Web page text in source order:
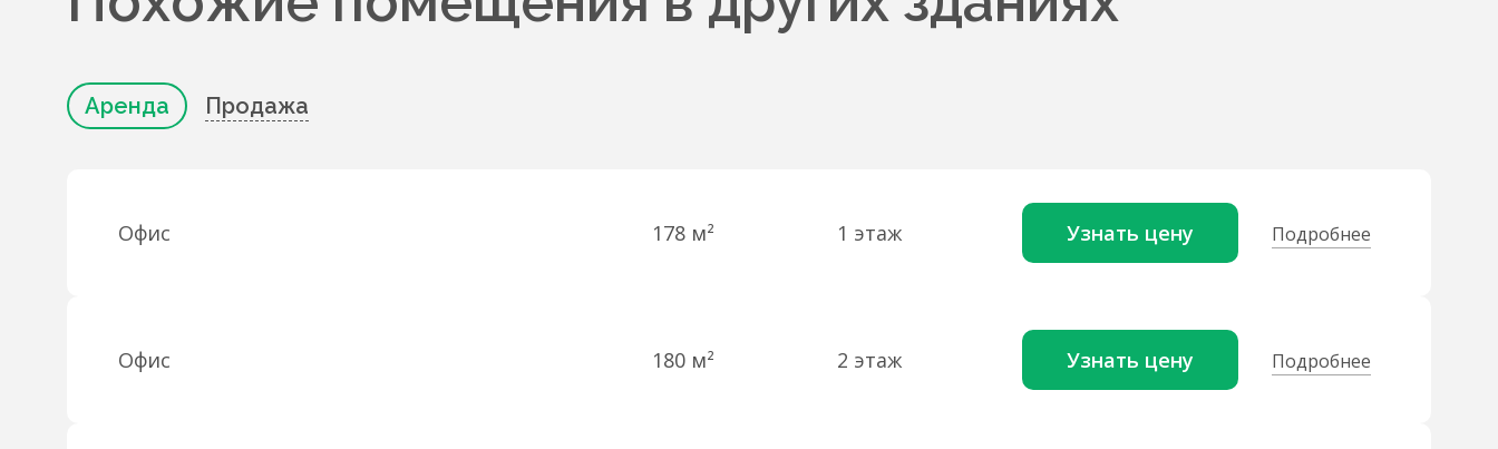
Аренда Продажа
Офис 178 м² 1 этаж Узнать цену Подробнее
Офис 180 м² 2 этаж Узнать цену Подробнее